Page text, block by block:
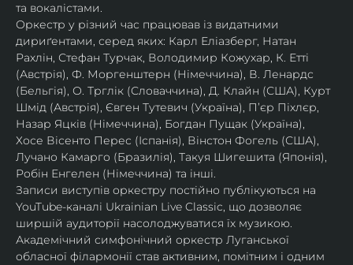
та вокалістами.
Оркестр у різний час працював із видатними
дириґентами, серед яких: Карл Еліазберг, Натан
Рахлін, Стефан Турчак, Володимир Кожухар, К. Етті
(Австрія), Ф. Моргенштерн (Німеччина), В. Ленардс
(Бельгія), О. Трглік (Словаччина), Д. Клайн (США), Курт
Шмід (Австрія), Євген Тутевич (Україна), П’єр Піхлєр,
Назар Яцків (Німеччина), Богдан Пущак (Україна),
Хосе Вісенто Перес (Іспанія), Вінстон Фогель (США),
Лучано Камарго (Бразилія), Такуя Шигешита (Японія),
Робін Енгелен (Німеччина) та інші.
Записи виступів оркестру постійно публікуються на
YouTube-каналі Ukrainian Live Classic, що дозволяє
ширшій аудиторії насолоджуватися їх музикою​.
Академічний симфонічний оркестр Луганської
обласної філармонії став активним, помітним і одним